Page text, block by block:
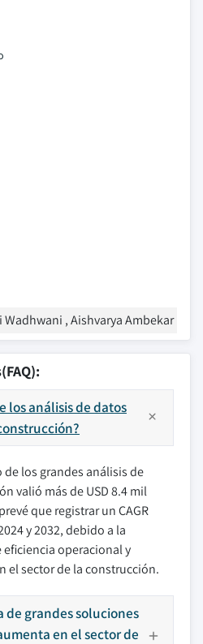
Wadhwani , Aishvarya Ambekar
los análisis de datos
de los grandes análisis de
valió más de USD 8.4 mil
que registrar un CAGR
y 2032, debido a la
operacional y
el sector de la construcción.
de grandes soluciones
en el sector de